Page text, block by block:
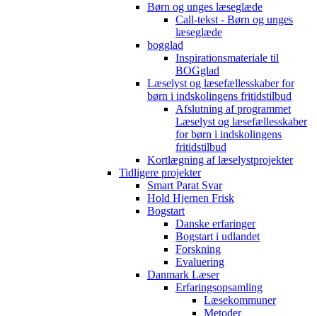
Børn og unges læseglæde
Call-tekst - Børn og unges
læseglæde
bogglad
Inspirationsmateriale til
BOGglad
Læselyst og læsefællesskaber for
børn i indskolingens fritidstilbud
Afslutning af programmet
Læselyst og læsefællesskaber
for børn i indskolingens
fritidstilbud
Kortlægning af læselystprojekter
Tidligere projekter
Smart Parat Svar
Hold Hjernen Frisk
Bogstart
Danske erfaringer
Bogstart i udlandet
Forskning
Evaluering
Danmark Læser
Erfaringsopsamling
Læsekommuner
Metoder